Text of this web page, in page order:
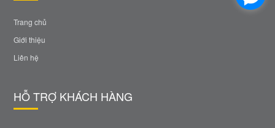
Trang chủ
Giới thiệu
Liên hệ
HỖ TRỢ KHÁCH HÀNG